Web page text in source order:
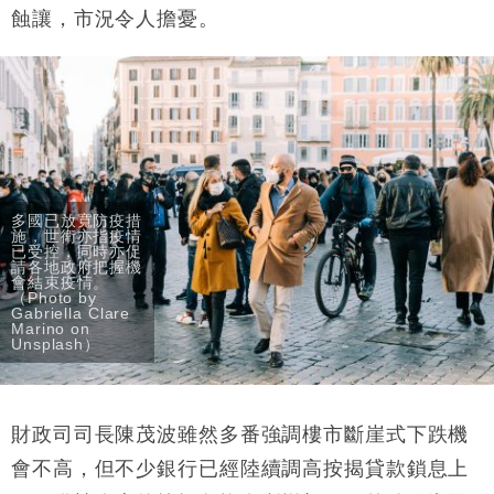
蝕讓，市況令人擔憂。
多國已放寬防疫措
施，世衛亦指疫情
已受控，同時亦促
請各地政府把握機
會結束疫情。
（Photo by
Gabriella Clare
Marino on
Unsplash）
財政司司長陳茂波雖然多番強調樓市斷崖式下跌機
會不高，但不少銀行已經陸續調高按揭貸款鎖息上